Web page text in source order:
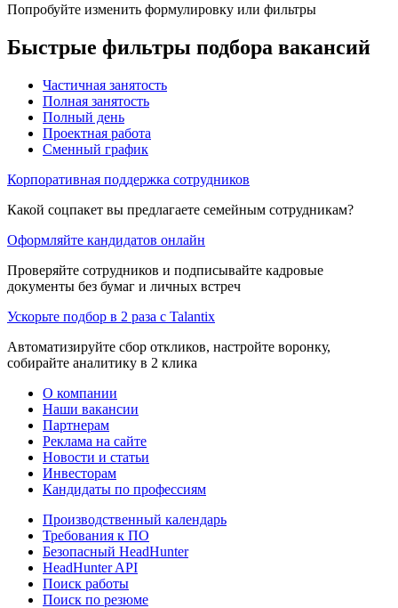
Попробуйте изменить формулировку или фильтры
Быстрые фильтры подбора вакансий
Частичная занятость
Полная занятость
Полный день
Проектная работа
Сменный график
Корпоративная поддержка сотрудников
Какой соцпакет вы предлагаете семейным сотрудникам?
Оформляйте кандидатов онлайн
Проверяйте сотрудников и подписывайте кадровые
документы без бумаг и личных встреч
Ускорьте подбор в 2 раза с Talantix
Автоматизируйте сбор откликов, настройте воронку,
собирайте аналитику в 2 клика
О компании
Наши вакансии
Партнерам
Реклама на сайте
Новости и статьи
Инвесторам
Кандидаты по профессиям
Производственный календарь
Требования к ПО
Безопасный HeadHunter
HeadHunter API
Поиск работы
Поиск по резюме